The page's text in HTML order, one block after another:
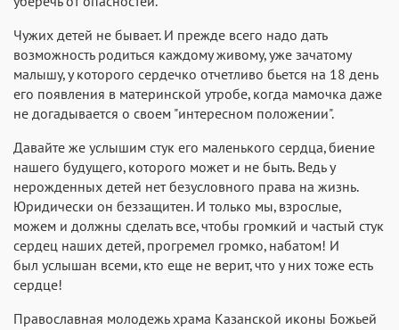
Чужих детей не бывает. И прежде всего надо дать
возможность родиться каждому живому, уже зачатому
малышу, у которого сердечко отчетливо бьется на 18 день
его появления в материнской утробе, когда мамочка даже
не догадывается о своем "интересном положении".
Давайте же услышим стук его маленького сердца, биение
нашего будущего, которого может и не быть. Ведь у
нерожденных детей нет безусловного права на жизнь.
Юридически он беззащитен. И только мы, взрослые,
можем и должны сделать все, чтобы громкий и частый стук
сердец наших детей, прогремел громко, набатом! И
был услышан всеми, кто еще не верит, что у них тоже есть
сердце!
Православная молодежь храма Казанской иконы Божьей